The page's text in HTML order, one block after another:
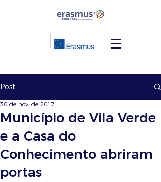
Post
Município de Vila Verde
e a Casa do
Conhecimento abriram
portas
30 de nov. de 2017